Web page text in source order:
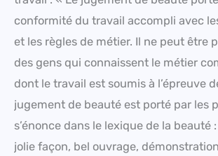
conformité du travail accompli avec
et les règles de métier. Il ne peut être
des gens qui connaissent le métier
dont le travail est soumis à l’épreuve
jugement de beauté est porté par les
s’énonce dans le lexique de la beauté
jolie façon, bel ouvrage,